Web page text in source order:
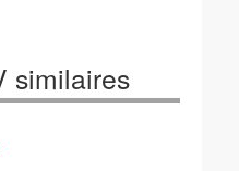
similaires